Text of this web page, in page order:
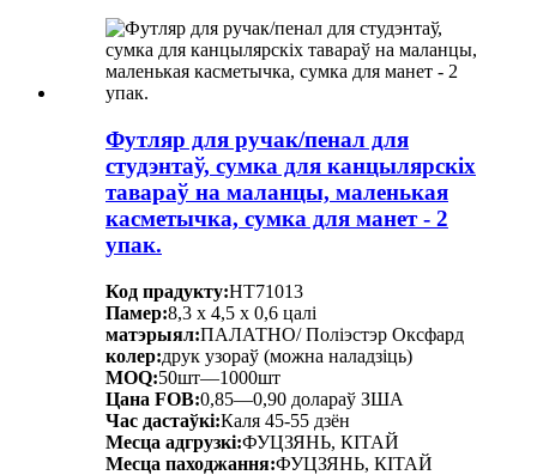
Футляр для ручак/пенал для
студэнтаў, сумка для канцылярскіх
тавараў на маланцы, маленькая
касметычка, сумка для манет - 2
упак.
Код прадукту:HT71013
Памер:8,3 х 4,5 х 0,6 цалі
матэрыял:ПАЛАТНО/ Поліэстэр Оксфард
колер:друк узораў (можна наладзіць)
MOQ:50шт—1000шт
Цана FOB:0,85—0,90 долараў ЗША
Час дастаўкі:Каля 45-55 дзён
Месца адгрузкі:ФУЦЗЯНЬ, КІТАЙ
Месца паходжання:ФУЦЗЯНЬ, КІТАЙ